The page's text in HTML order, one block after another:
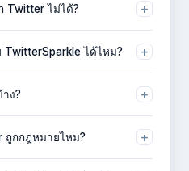
Twitter ไม่ได้?
+
น์โหลดไม่ได้
ได้ไหม? +
ง? +
องรับ
ถูกกฎหมายไหม? +